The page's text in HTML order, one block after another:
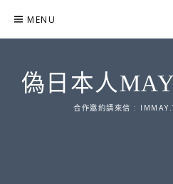
content
MENU
偽日本人
合作邀約請來信 :